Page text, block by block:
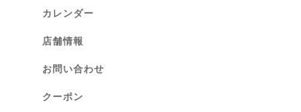
カレンダー
店舗情報
お問い合わせ
クーポン